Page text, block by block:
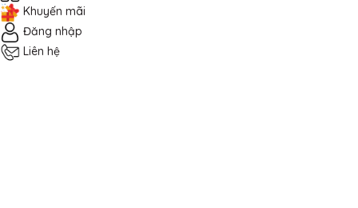
Khuyến mãi
Đăng nhập
Liên hệ